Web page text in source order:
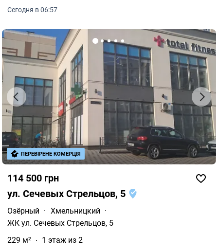
кондиционирование.
Сегодня в 06:57
114 500 грн
ул. Сечевых Стрельцов, 5
Озёрный · Хмельницкий ·
ЖК ул. Сечевых Стрельцов, 5
229 м²
1 этаж из 2
ПЕРЕВІРЕНЕ КОМЕРЦІЯ